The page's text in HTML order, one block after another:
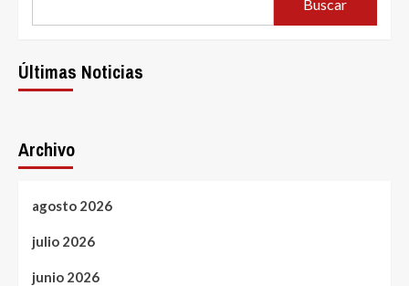
Buscar
Últimas Noticias
Archivo
agosto 2026
julio 2026
junio 2026